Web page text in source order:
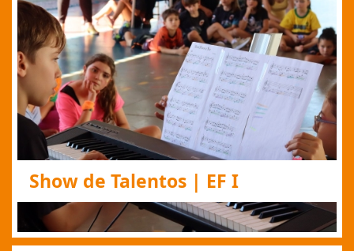
Show de Talentos | EF I